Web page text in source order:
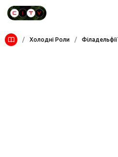
/ Холодні Роли / Філадельфії